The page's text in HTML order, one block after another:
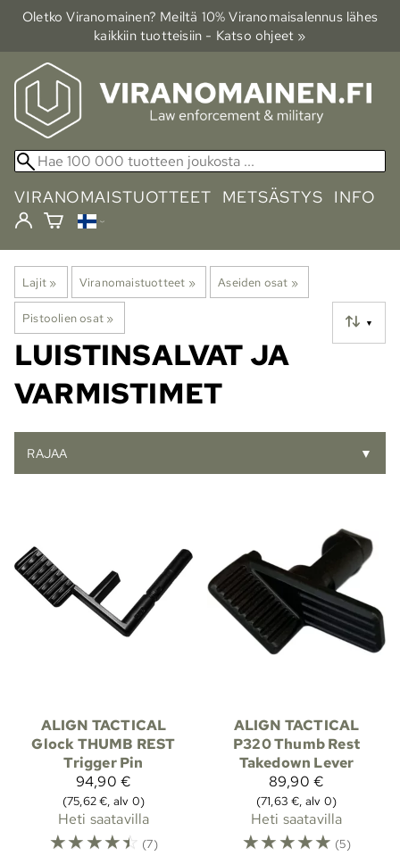
Oletko Viranomainen? Meiltä 10% Viranomais­alennus lähes
kaikkiin tuotteisiin - Katso ohjeet »
VIRANOMAISTUOTTEET METSÄSTYS INFO
Lajit ‪» Viranomaistuotteet ‪» Aseiden osat ‪»
Pistoolien osat ‪» ▼
LUISTINSALVAT JA
VARMISTIMET
RAJAA ▼
ALIGN TACTICAL
Glock THUMB REST
Trigger Pin
94,90 €
(75,62 €, alv 0)
Heti saatavilla
☆☆☆☆☆ (7)
ALIGN TACTICAL
P320 Thumb Rest
Takedown Lever
89,90 €
(71,63 €, alv 0)
Heti saatavilla
☆☆☆☆☆ (5)